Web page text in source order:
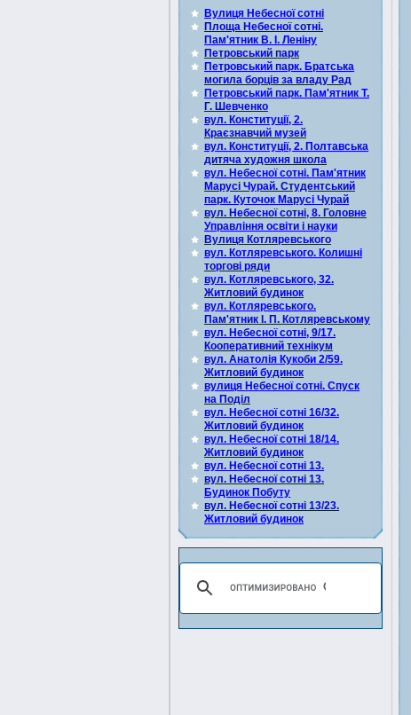
Вулиця Небесної сотні
Площа Небесної сотні.
Пам'ятник В. І. Леніну
Петровський парк
Петровський парк. Братська
могила борців за владу Рад
Петровський парк. Пам'ятник Т.
Г. Шевченко
вул. Конституції, 2.
Краєзнавчий музей
вул. Конституції, 2. Полтавська
дитяча художня школа
вул. Небесної сотні. Пам'ятник
Марусі Чурай. Студентський
парк. Куточок Марусі Чурай
вул. Небесної сотні, 8. Головне
Управління освіти і науки
Вулиця Котляревського
вул. Котляревського. Колишні
торгові ряди
вул. Котляревського, 32.
Житловий будинок
вул. Котляревського.
Пам'ятник І. П. Котляревському
вул. Небесної сотні, 9/17.
Кооперативний технікум
вул. Анатолія Кукоби 2/59.
Житловий будинок
вулиця Небесної сотні. Спуск
на Поділ
вул. Небесної сотні 16/32.
Житловий будинок
вул. Небесної сотні 18/14.
Житловий будинок
вул. Небесної сотні 13.
вул. Небесної сотні 13.
Будинок Побуту
вул. Небесної сотні 13/23.
Житловий будинок